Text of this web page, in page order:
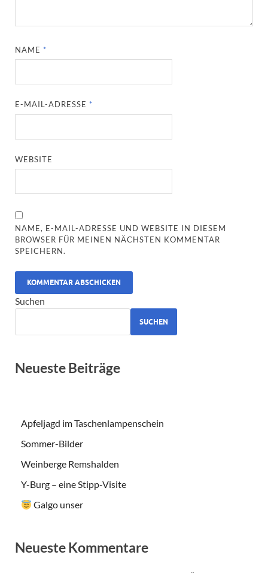
NAME *
E-MAIL-ADRESSE *
WEBSITE
NAME, E-MAIL-ADRESSE UND WEBSITE IN DIESEM
BROWSER FÜR MEINEN NÄCHSTEN KOMMENTAR
SPEICHERN.
ALTERNATIVE:
Suchen
SUCHEN
Neueste Beiträge
Apfeljagd im Taschenlampenschein
Sommer-Bilder
Weinberge Remshalden
Y-Burg – eine Stipp-Visite
Galgo unser
Neueste Kommentare